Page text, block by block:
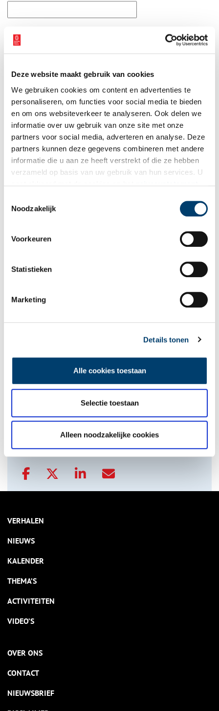
Deze website maakt gebruik van cookies
We gebruiken cookies om content en advertenties te
personaliseren, om functies voor social media te bieden
en om ons websiteverkeer te analyseren. Ook delen we
informatie over uw gebruik van onze site met onze
partners voor social media, adverteren en analyse. Deze
partners kunnen deze gegevens combineren met andere
informatie die u aan ze heeft verstrekt of die ze hebben
verzameld op basis van uw gebruik van hun services. U
Noodzakelijk
Voorkeuren
Statistieken
Marketing
Details tonen
Alle cookies toestaan
Selectie toestaan
Alleen noodzakelijke cookies
Vink dit aan als u op de hoogte gehouden wil worden.
Bekijk meer video's
Nederlandse autofabrieken van vroeger
>
Delen
VERHALEN
NIEUWS
KALENDER
THEMA’S
ACTIVITEITEN
VIDEO’S
OVER ONS
CONTACT
NIEUWSBRIEF